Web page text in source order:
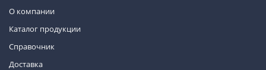
О компании
Каталог продукции
Справочник
Доставка